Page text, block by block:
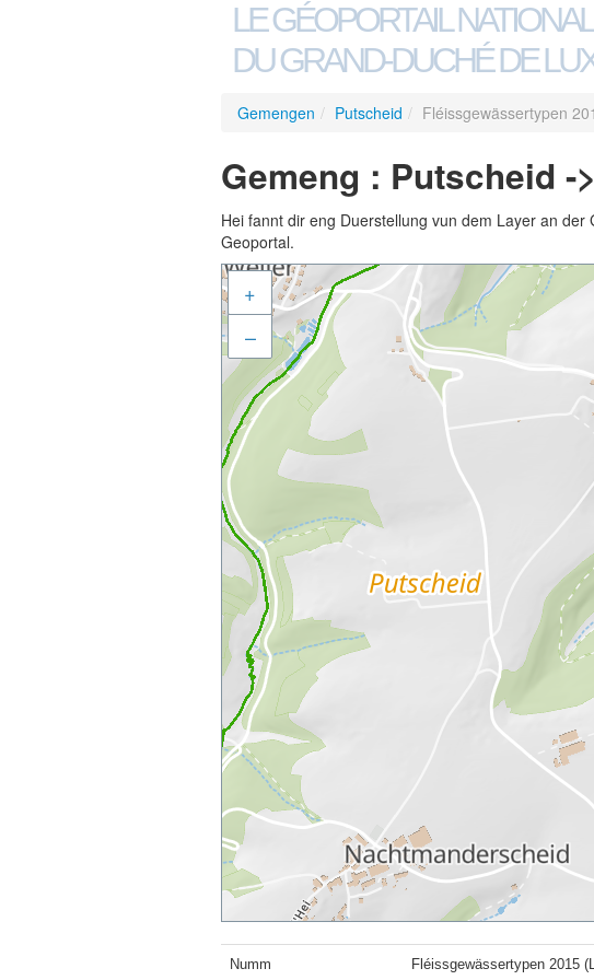
LE GÉOPORTAIL NATIONAL
DU GRAND-DUCHÉ DE
Gemengen / Putscheid / Fléissgewässertypen
Gemeng : Putscheid -
Hei fannt dir eng Duerstellung vun dem Layer an
Geoportal.
+
–
Numm Fléissgewässertypen 2015